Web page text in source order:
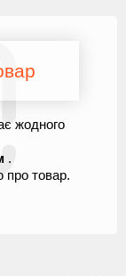
жодного
.
про товар.